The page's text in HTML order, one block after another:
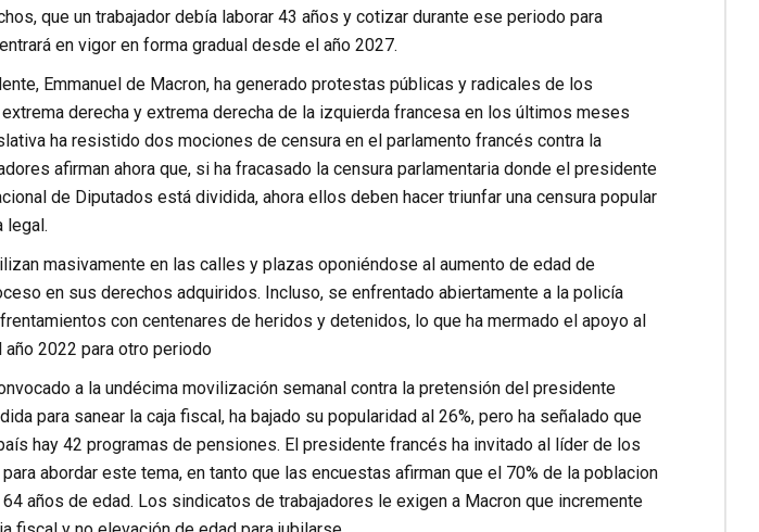
que un trabajador debía laborar 43 años y cotizar durante ese periodo para
en vigor en forma gradual desde el año 2027.
Emmanuel de Macron, ha generado protestas públicas y radicales de los
derecha y extrema derecha de la izquierda francesa en los últimos meses
ha resistido dos mociones de censura en el parlamento francés contra la
afirman ahora que, si ha fracasado la censura parlamentaria donde el presidente
de Diputados está dividida, ahora ellos deben hacer triunfar una censura popular
legal.
masivamente en las calles y plazas oponiéndose al aumento de edad de
en sus derechos adquiridos. Incluso, se enfrentado abiertamente a la policía
con centenares de heridos y detenidos, lo que ha mermado el apoyo al
2022 para otro periodo
a la undécima movilización semanal contra la pretensión del presidente
para sanear la caja fiscal, ha bajado su popularidad al 26%, pero ha señalado que
hay 42 programas de pensiones. El presidente francés ha invitado al líder de los
abordar este tema, en tanto que las encuestas afirman que el 70% de la poblacion
años de edad. Los sindicatos de trabajadores le exigen a Macron que incremente